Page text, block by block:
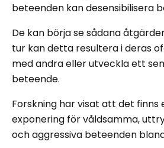
beteenden kan desensibilisera
De kan börja se sådana
tur kan detta resultera i deras
med andra eller utveckla ett
beteende.
Forskning har visat att det finns
exponering för våldsamma,
och aggressiva beteenden